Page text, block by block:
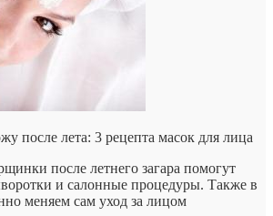
после лета: 3 рецепта масок для лица
после летнего загара помогут
и салонные процедуры. Также в
меняем сам уход за лицом